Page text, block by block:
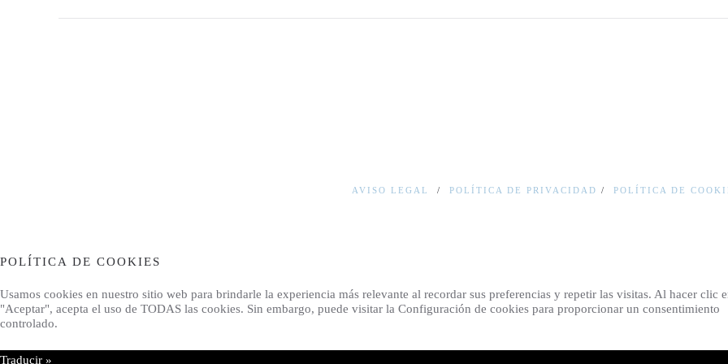
AVISO LEGAL / POLÍTICA DE PRIVACIDAD / POLÍTICA DE
POLÍTICA DE COOKIES
Usamos cookies en nuestro sitio web para brindarle la experiencia más relevante al recordar sus preferencias y repetir las visitas. Al hacer clic
"Aceptar", acepta el uso de TODAS las cookies. Sin embargo, puede visitar la Configuración de cookies para proporcionar un consentimiento
controlado.
Traducir »